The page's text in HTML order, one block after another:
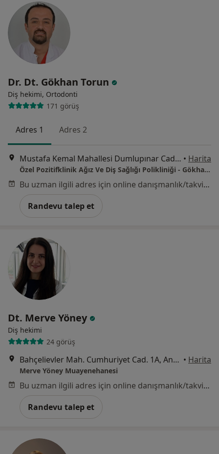
Dr. Dt. Gökhan Torun
Diş hekimi, Ortodonti
171 görüş
Adres 1 Adres 2
Mustafa Kemal Mahallesi Dumlupınar Caddesi Numara: 274 Daire: 7 İç Kapı Numarası: 46, Çankaya • Harita
Özel Pozitifklinik Ağız Ve Diş Sağlığı Polikliniği - Gökhan Torun
Bu uzman ilgili adres için online danışmanlık/takvim sunmuyor.
Randevu talep et
Dt. Merve Yöney
Diş hekimi
24 görüş
Bahçelievler Mah. Cumhuriyet Cad. 1A, Ankara • Harita
Merve Yöney Muayenehanesi
Bu uzman ilgili adres için online danışmanlık/takvim sunmuyor.
Randevu talep et